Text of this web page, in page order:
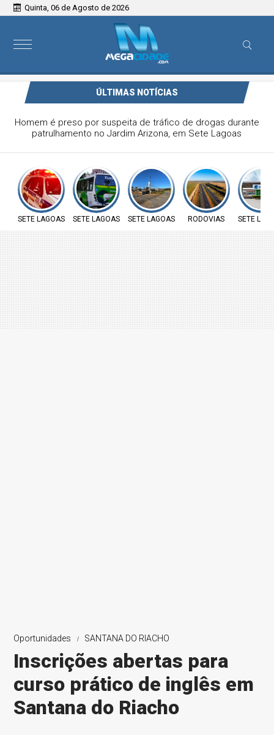
Quinta, 06 de Agosto de 2026
ÚLTIMAS NOTÍCIAS
Turi coloca 70 ônibus em circulação em Sete Lagoas
nesta quinta-feira; confira a frota
SETE LAGOAS SETE LAGOAS SETE LAGOAS RODOVIAS SETE
Oportunidades SANTANA DO RIACHO
Inscrições abertas para
curso prático de inglês em
Santana do Riacho